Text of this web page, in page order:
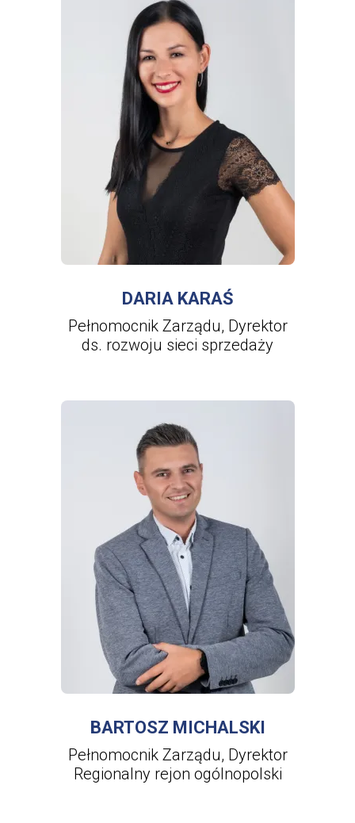
WIĘCEJ INFORMACJI
DARIA KARAŚ
Pełnomocnik Zarządu, Dyrektor
ds. rozwoju sieci sprzedaży
WIĘCEJ INFORMACJI O
BARTOSZ
MICHALSKI
BARTOSZ MICHALSKI
Pełnomocnik Zarządu, Dyrektor
Regionalny rejon ogólnopolski